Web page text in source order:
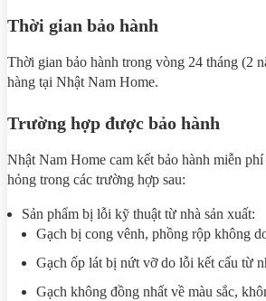
Thời gian bảo hành
Thời gian bảo hành trong vòng 24 tháng (2
hàng tại Nhật Nam Home.
Trường hợp được bảo hành
Nhật Nam Home cam kết bảo hành miễn
hỏng trong các trường hợp sau:
Sản phẩm bị lỗi kỹ thuật từ nhà sản xuất:
Gạch bị cong vênh, phồng rộp không
Gạch ốp lát bị nứt vỡ do lỗi kết cấu từ
Gạch không đồng nhất về màu sắc,